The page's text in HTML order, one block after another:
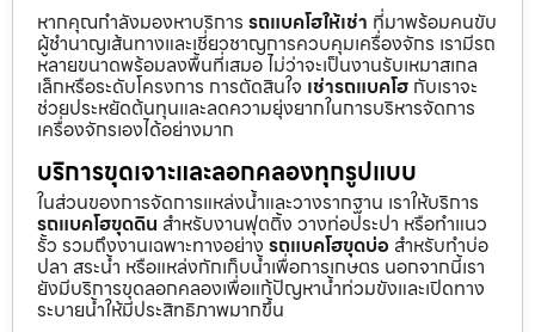
หากคุณกำลังมองหาบริการ รถแบคโฮให้เช่า ที่มาพร้อมคนขับ
ผู้ชำนาญเส้นทางและเชี่ยวชาญการควบคุมเครื่องจักร เรามีรถ
หลายขนาดพร้อมลงพื้นที่เสมอ ไม่ว่าจะเป็นงานรับเหมาสเกล
เล็กหรือระดับโครงการ การตัดสินใจ เช่ารถแบคโฮ กับเราจะ
ช่วยประหยัดต้นทุนและลดความยุ่งยากในการบริหารจัดการ
เครื่องจักรเองได้อย่างมาก
บริการขุดเจาะและลอกคลองทุกรูปแบบ
ในส่วนของการจัดการแหล่งน้ำและวางรากฐาน เราให้บริการ
รถแบคโฮขุดดิน สำหรับงานฟุตติ้ง วางท่อประปา หรือทำแนว
รั้ว รวมถึงงานเฉพาะทางอย่าง รถแบคโฮขุดบ่อ สำหรับทำบ่อ
ปลา สระน้ำ หรือแหล่งกักเก็บน้ำเพื่อการเกษตร นอกจากนี้เรา
ยังมีบริการขุดลอกคลองเพื่อแก้ปัญหาน้ำท่วมขังและเปิดทาง
ระบายน้ำให้มีประสิทธิภาพมากขึ้น